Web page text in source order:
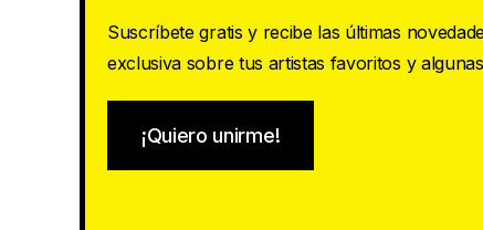
Suscríbete gratis y recibe las últimas
exclusiva sobre tus artistas favoritos y
¡Quiero unirme!